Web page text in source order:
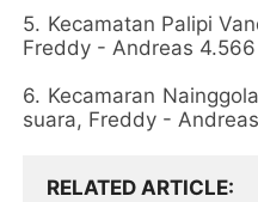
5. Kecamatan Palipi
Freddy - Andreas
6. Kecamaran
suara, Freddy -
RELATED ARTICLE